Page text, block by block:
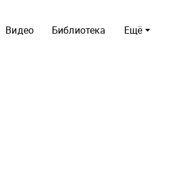
Ещё
Видео Библиотека